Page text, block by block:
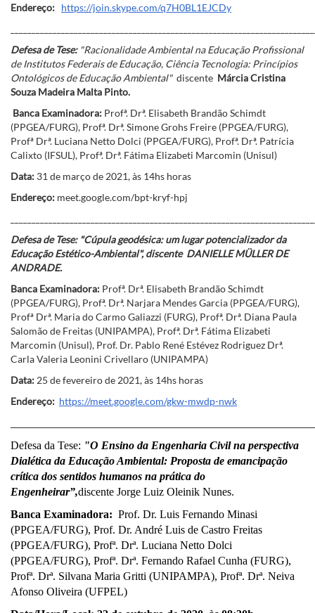
Endereço: https://join.skype.com/q7H0BL1EJCDy
Defesa de Tese: "Racionalidade Ambiental na Educação Profissional
de Institutos Federais de Educação, Ciência Tecnologia: Princípios
Ontológicos de Educação Ambiental" discente Márcia Cristina
Souza Madeira Malta Pinto.
Banca Examinadora: Profª. Drª. Elisabeth Brandão Schimdt
(PPGEA/FURG), Profª. Drª. Simone Grohs Freire (PPGEA/FURG),
Profª Drª. Luciana Netto Dolci (PPGEA/FURG), Profª. Drª. Patrícia
Calixto (IFSUL), Profª. Drª. Fátima Elizabeti Marcomin (Unisul)
Data: 31 de março de 2021, às 14hs horas
Endereço: meet.google.com/bpt-kryf-hpj
Defesa de Tese: "Cúpula geodésica: um lugar potencializador da
Educação Estético-Ambiental", discente DANIELLE MÜLLER DE
ANDRADE.
Banca Examinadora: Profª. Drª. Elisabeth Brandão Schimdt
(PPGEA/FURG), Profª. Drª. Narjara Mendes Garcia (PPGEA/FURG),
Profª Drª. Maria do Carmo Galiazzi (FURG), Profª. Drª. Diana Paula
Salomão de Freitas (UNIPAMPA), Profª. Drª. Fátima Elizabeti
Marcomin (Unisul), Prof. Dr. Pablo René Estévez Rodriguez Drª.
Carla Valeria Leonini Crivellaro (UNIPAMPA)
Data: 25 de fevereiro de 2021, às 14hs horas
Endereço: https://meet.google.com/gkw-mwdp-nwk
Defesa da Tese: "O Ensino da Engenharia Civil na perspectiva
Dialética da Educação Ambiental: Proposta de emancipação
crítica dos sentidos humanos na prática do
Engenheirar”,discente Jorge Luiz Oleinik Nunes.
Banca Examinadora: Prof. Dr. Luis Fernando Minasi
(PPGEA/FURG), Prof. Dr. André Luis de Castro Freitas
(PPGEA/FURG), Profª. Drª. Luciana Netto Dolci
(PPGEA/FURG), Profª. Drª. Fernando Rafael Cunha (FURG),
Profª. Drª. Silvana Maria Gritti (UNIPAMPA), Profª. Drª. Neiva
Afonso Oliveira (UFPEL)